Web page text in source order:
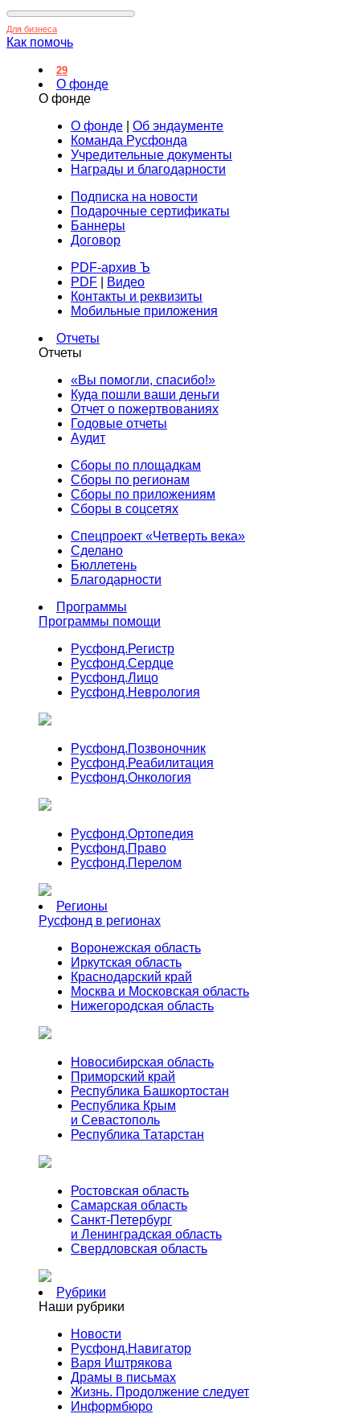
Для бизнеса
Как помочь
29
О фонде
О фонде
О фонде
Об эндаументе
Команда Русфонда
Учредительные документы
Награды и благодарности
Подписка на новости
Подарочные сертификаты
Баннеры
Договор
PDF-архив Ъ
PDF
Видео
Контакты и реквизиты
Мобильные приложения
Отчеты
Отчеты
«Вы помогли, спасибо!»
Куда пошли ваши деньги
Отчет о пожертвованиях
Годовые отчеты
Аудит
Сборы по площадкам
Сборы по регионам
Сборы по приложениям
Сборы в соцсетях
Спецпроект «Четверть века»
Сделано
Бюллетень
Благодарности
Программы
Программы помощи
Русфонд.Регистр
Русфонд.Сердце
Русфонд.Лицо
Русфонд.Неврология
Русфонд.Позвоночник
Русфонд.Реабилитация
Русфонд.Онкология
Русфонд.Ортопедия
Русфонд.Право
Русфонд.Перелом
Регионы
Русфонд в регионах
Воронежская область
Иркутская область
Краснодарский край
Москва и Московская область
Нижегородская область
Новосибирская область
Приморский край
Республика Башкортостан
Республика Крым
и Севастополь
Республика Татарстан
Ростовская область
Самарская область
Санкт-Петербург
и Ленинградская область
Свердловская область
Рубрики
Наши рубрики
Новости
Русфонд.Навигатор
Варя Иштрякова
Драмы в письмах
Жизнь. Продолжение следует
Информбюро